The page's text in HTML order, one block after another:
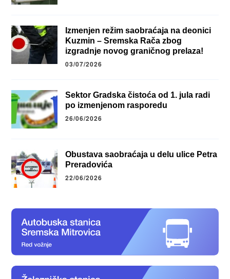
Izmenjen režim saobraćaja na deonici
Kuzmin – Sremska Rača zbog
izgradnje novog graničnog prelaza!
03/07/2026
Sektor Gradska čistoća od 1. jula radi
po izmenjenom rasporedu
26/06/2026
Obustava saobraćaja u delu ulice Petra
Preradovića
22/06/2026